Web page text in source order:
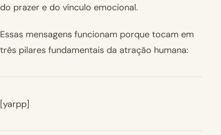
do prazer e do vínculo emocional.
Essas mensagens funcionam porque tocam em
três pilares fundamentais da atração humana:
[yarpp]